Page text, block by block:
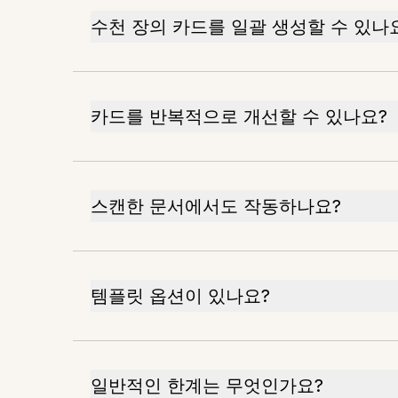
수천 장의 카드를 일괄 생성할 수 있나
카드를 반복적으로 개선할 수 있나요?
스캔한 문서에서도 작동하나요?
템플릿 옵션이 있나요?
일반적인 한계는 무엇인가요?